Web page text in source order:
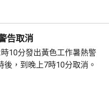
告取消
10分發出黃色工作暑熱警
後，到晚上7時10分取消。